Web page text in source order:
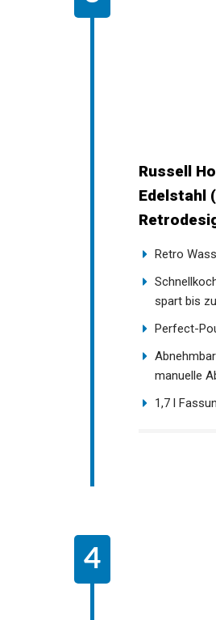
Russell
Edelstahl
Retro
spart bis
Perfect-
manuelle
1,7 l